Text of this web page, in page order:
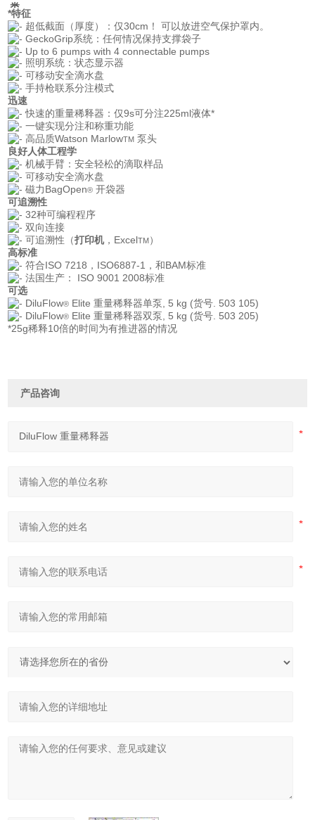
类
别
*特征
超低截面（厚度）：仅30cm！ 可以放进空气保护罩内。
GeckoGrip系统：任何情况保持支撑袋子
Up to 6 pumps with 4 connectable pumps
照明系统：状态显示器
可移动安全滴水盘
手持枪联系分注模式
迅速
快速的重量稀释器：仅9s可分注225ml液体*
一键实现分注和称重功能
高品质Watson MarlowTM 泵头
良好人体工程学
机械手臂：安全轻松的滴取样品
可移动安全滴水盘
磁力BagOpen® 开袋器
可追溯性
32种可编程程序
双向连接
可追溯性（打印机，ExcelTM）
高标准
符合ISO 7218，ISO6887-1，和BAM标准
法国生产： ISO 9001 2008标准
可选
DiluFlow® Elite 重量稀释器单泵, 5 kg (货号. 503 105)
DiluFlow® Elite 重量稀释器双泵, 5 kg (货号. 503 205)
*25g稀释10倍的时间为有推进器的情况
产品咨询